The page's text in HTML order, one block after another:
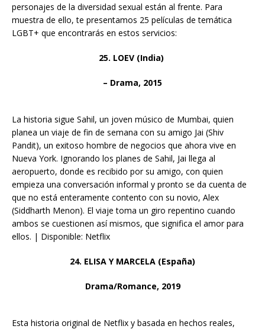
personajes de la diversidad sexual están al frente. Para
muestra de ello, te presentamos 25 películas de temática
LGBT+ que encontrarás en estos servicios:
25. LOEV (India)
– Drama, 2015
La historia sigue Sahil, un joven músico de Mumbai, quien
planea un viaje de fin de semana con su amigo Jai (Shiv
Pandit), un exitoso hombre de negocios que ahora vive en
Nueva York. Ignorando los planes de Sahil, Jai llega al
aeropuerto, donde es recibido por su amigo, con quien
empieza una conversación informal y pronto se da cuenta de
que no está enteramente contento con su novio, Alex
(Siddharth Menon). El viaje toma un giro repentino cuando
ambos se cuestionen así mismos, que significa el amor para
ellos. | Disponible: Netflix
24. ELISA Y MARCELA (España)
Drama/Romance, 2019
Esta historia original de Netflix y basada en hechos reales,